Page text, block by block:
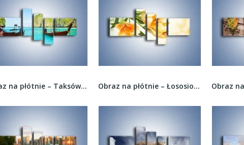
Obraz na płótnie – Taksówki wodne oczekujące na... Obraz na płótnie – Łososiowe pachnące lilie –...